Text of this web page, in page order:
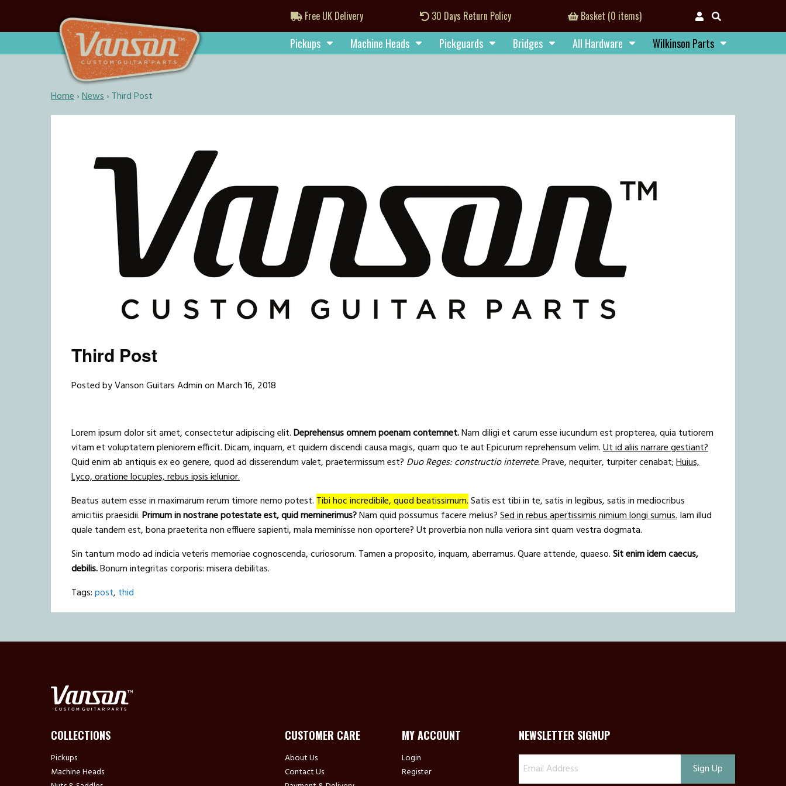
Free UK Delivery 30 Days Return Policy Basket (0 items)
Pickups Machine Heads Pickguards Bridges All Hardware Wilkinson Parts
Home›News› Third Post
Third Post
Posted by Vanson Guitars Admin on March 16, 2018
Lorem ipsum dolor sit amet, consectetur adipiscing elit.Deprehensus omnem poenam contemnet.Nam diligi et carum esse iucundum est propterea, quia tutiorem
vitam et voluptatem pleniorem efficit. Dicam, inquam, et quidem discendi causa magis, quam quo te aut Epicurum reprehensum velim.Ut id aliis narrare gestiant?
Quid enim ab antiquis ex eo genere, quod ad disserendum valet, praetermissum est? Duo Reges: constructio interrete.Prave, nequiter, turpiter cenabat;Huius,
Lyco, oratione locuples, rebus ipsis ielunior.
Beatus autem esse in maximarum rerum timore nemo potest. Tibi hoc incredibile, quod beatissimum.Satis est tibi in te, satis in legibus, satis in mediocribus
amicitiis praesidii.Primum in nostrane potestate est, quid meminerimus?Nam quid possumus facere melius?Sed in rebus apertissimis nimium longi sumus.Iam illud
quale tandem est, bona praeterita non effluere sapienti, mala meminisse non oportere? Ut proverbia non nulla veriora sint quam vestra dogmata.
Sin tantum modo ad indicia veteris memoriae cognoscenda, curiosorum. Tamen a proposito, inquam, aberramus. Quare attende, quaeso.Sit enim idem caecus,
debilis.Bonum integritas corporis: misera debilitas.
Tags:post, thid
COLLECTIONS
Pickups
Machine Heads
CUSTOMER CARE
About Us
Contact Us
MY ACCOUNT
Login
Register
NEWSLETTER SIGNUP